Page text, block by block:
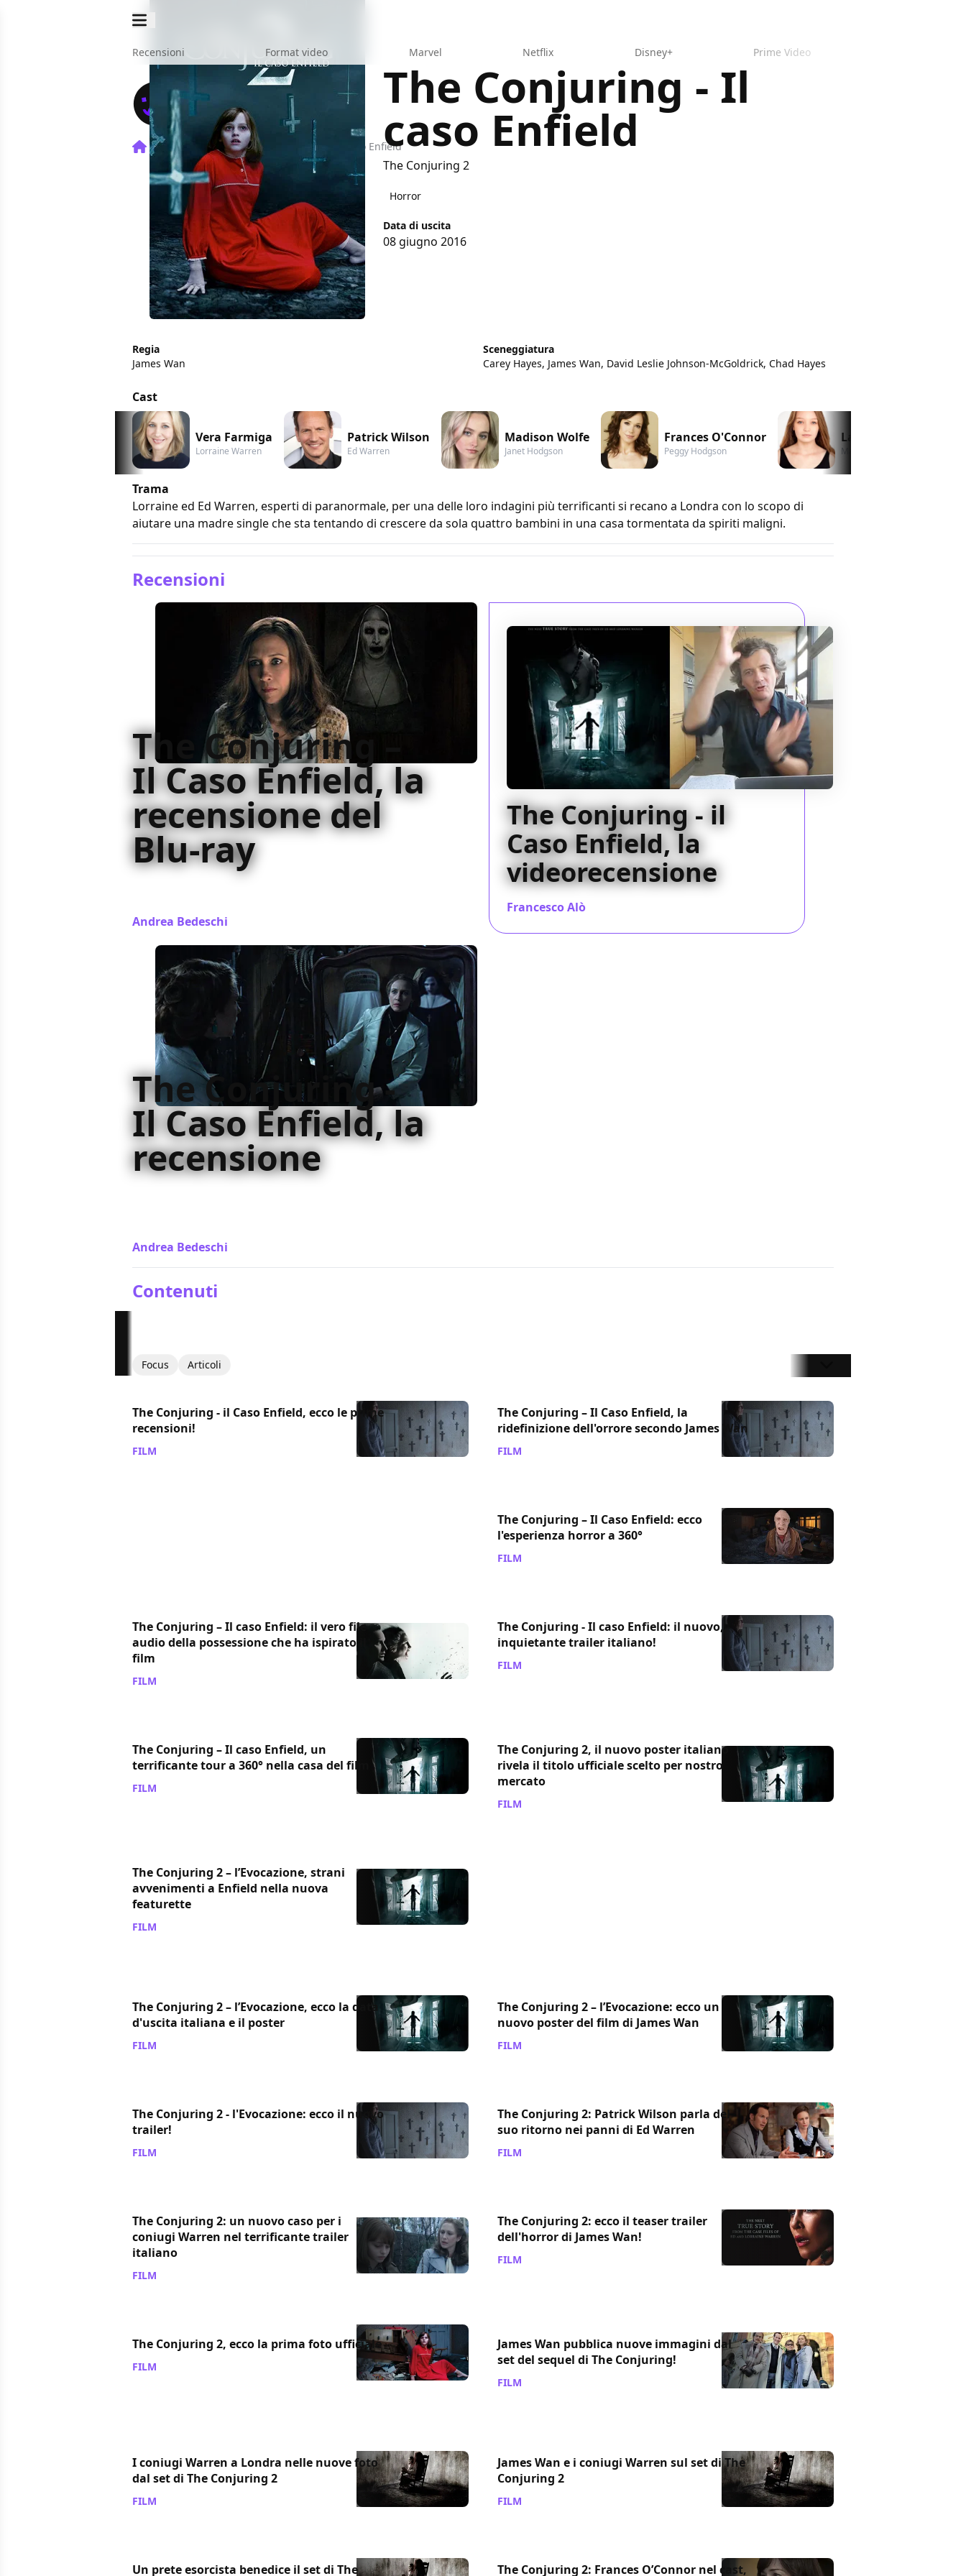
Recensioni Format video Marvel Netflix Disney+ Prime Video
Home Film The Conjuring – Il Caso Enfield
The Conjuring - Il
caso Enfield
The Conjuring 2
Horror
Data di uscita
08 giugno 2016
Regia
James Wan
Sceneggiatura
Carey Hayes, James Wan, David Leslie Johnson-McGoldrick, Chad Hayes
Cast
Vera Farmiga
Lorraine Warren
Patrick Wilson
Ed Warren
Madison Wolfe
Janet Hodgson
Frances O'Connor
Peggy Hodgson
Lauren Esposito
Margaret Hodgson
Trama
Lorraine ed Ed Warren, esperti di paranormale, per una delle loro indagini più terrificanti si recano a Londra con lo scopo di
aiutare una madre single che sta tentando di crescere da sola quattro bambini in una casa tormentata da spiriti maligni.
Recensioni
The Conjuring –
Il Caso Enfield, la
recensione del
Blu-ray
Andrea Bedeschi
The Conjuring - il
Caso Enfield, la
videorecensione
Francesco Alò
The Conjuring -
Il Caso Enfield, la
recensione
Andrea Bedeschi
Contenuti
Focus Articoli
The Conjuring - il Caso Enfield, ecco le prime
recensioni!
FILM
The Conjuring – Il Caso Enfield, la
ridefinizione dell'orrore secondo James Wan
FILM
The Conjuring – Il Caso Enfield: ecco
l'esperienza horror a 360°
FILM
The Conjuring – Il caso Enfield: il vero file
audio della possessione che ha ispirato il
film
FILM
The Conjuring - Il caso Enfield: il nuovo,
inquietante trailer italiano!
FILM
The Conjuring – Il caso Enfield, un
terrificante tour a 360° nella casa del film
FILM
The Conjuring 2, il nuovo poster italiano
rivela il titolo ufficiale scelto per nostro
mercato
FILM
The Conjuring 2 – l’Evocazione, strani
avvenimenti a Enfield nella nuova
featurette
FILM
The Conjuring 2 – l’Evocazione, ecco la data
d'uscita italiana e il poster
FILM
The Conjuring 2 – l’Evocazione: ecco un
nuovo poster del film di James Wan
FILM
The Conjuring 2 - l'Evocazione: ecco il nuovo
trailer!
FILM
The Conjuring 2: Patrick Wilson parla del
suo ritorno nei panni di Ed Warren
FILM
The Conjuring 2: un nuovo caso per i
coniugi Warren nel terrificante trailer
italiano
FILM
The Conjuring 2: ecco il teaser trailer
dell'horror di James Wan!
FILM
The Conjuring 2, ecco la prima foto ufficiale
FILM
James Wan pubblica nuove immagini dal
set del sequel di The Conjuring!
FILM
I coniugi Warren a Londra nelle nuove foto
dal set di The Conjuring 2
FILM
James Wan e i coniugi Warren sul set di The
Conjuring 2
FILM
Un prete esorcista benedice il set di The The Conjuring 2: Frances O’Connor nel cast,